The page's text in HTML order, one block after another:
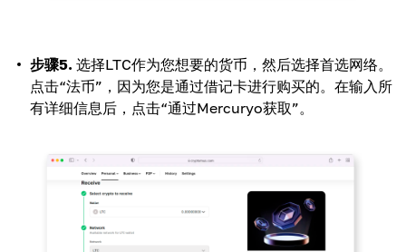
步骤5. 选择LTC作为您想要的货币，然后选择首选网络。
点击“法币”，因为您是通过借记卡进行购买的。在输入所
有详细信息后，点击“通过Mercuryo获取”。